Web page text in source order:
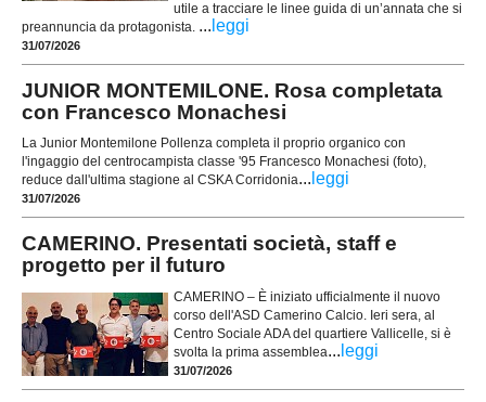
utile a tracciare le linee guida di un’annata che si
preannuncia da protagonista. ... leggi
31/07/2026
JUNIOR MONTEMILONE. Rosa completata
con Francesco Monachesi
La Junior Montemilone Pollenza completa il proprio organico con
l'ingaggio del centrocampista classe '95 Francesco Monachesi (foto),
reduce dall'ultima stagione al CSKA Corridonia... leggi
31/07/2026
CAMERINO. Presentati società, staff e
progetto per il futuro
CAMERINO – È iniziato ufficialmente il nuovo
corso dell'ASD Camerino Calcio. Ieri sera, al
Centro Sociale ADA del quartiere Vallicelle, si è
svolta la prima assemblea... leggi
31/07/2026